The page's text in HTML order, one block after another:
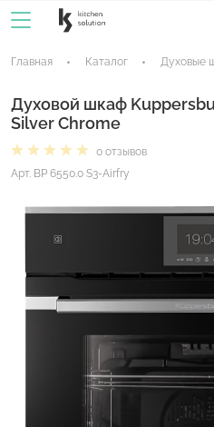
Главная Каталог Духовые
Духовой шкаф
Silver Chrome
0 отзывов
Арт. BP 6550.0 S3-Airfry